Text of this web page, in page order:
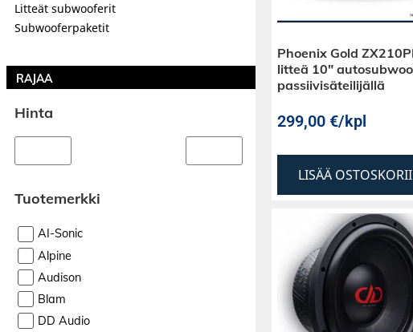
Litteät subwooferit
Subwooferpaketit
RAJAA
Hinta
Tuotemerkki
AI-Sonic
Alpine
Audison
Blam
DD Audio
Phoenix Gold
litteä 10″
passiivisäteilijällä
299,00 €/kpl
LISÄÄ